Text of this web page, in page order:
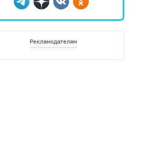
Telegram
ДзенВконтактеОдноклассники
Рекламодателям